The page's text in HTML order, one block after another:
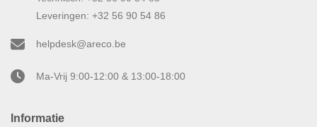
Informatie
Leveringen: +32 56 90 54 86
helpdesk@areco.be
Ma-Vrij 9:00-12:00 & 13:00-18:00